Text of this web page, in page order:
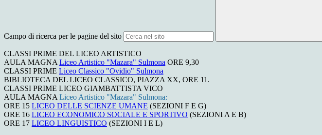
Campo di ricerca per le pagine del sito
CLASSI PRIME DEL LICEO ARTISTICO
AULA MAGNA Liceo Artistico "Mazara" Sulmona ORE 9,30
CLASSI PRIME Liceo Classico "Ovidio" Sulmona
BIBLIOTECA DEL LICEO CLASSICO, PIAZZA XX, ORE 11.
CLASSI PRIME LICEO GIAMBATTISTA VICO
AULA MAGNA Liceo Artistico "Mazara" Sulmona:
ORE 15 LICEO DELLE SCIENZE UMANE (SEZIONI F E G)
ORE 16 LICEO ECONOMICO SOCIALE E SPORTIVO (SEZIONI A E B)
ORE 17 LICEO LINGUISTICO (SEZIONI I E L)